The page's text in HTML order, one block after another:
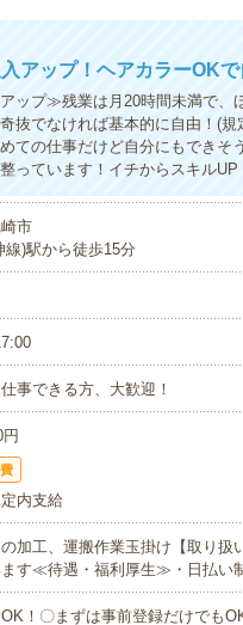
アップ！ヘアカラーOKで
ップ≫残業は月20時間未満で、
抜でなければ基本的に自由！(
ての仕事だけど自分にもできそ
っています！イチからスキル
市
線)駅から徒歩15分
事できる方、大歓迎！
内支給
加工、運搬作業玉掛け【取り
ます≪待遇・福利厚生≫・日払い
！〇まずは事前登録だけでも